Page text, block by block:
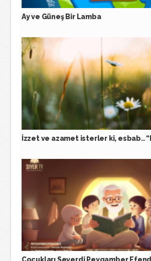
Ay ve Güneş Bir Lamba
İzzet ve azamet isterler ki, esbab..